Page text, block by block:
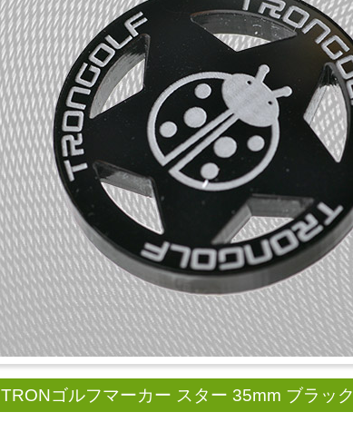
TRONゴルフマーカー スター 35mm ブラック